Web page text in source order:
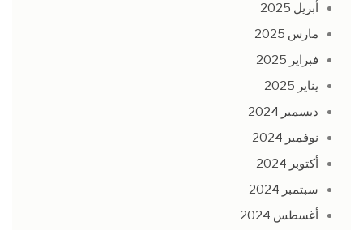
أبريل 2025
مارس 2025
فبراير 2025
يناير 2025
ديسمبر 2024
نوفمبر 2024
أكتوبر 2024
سبتمبر 2024
أغسطس 2024